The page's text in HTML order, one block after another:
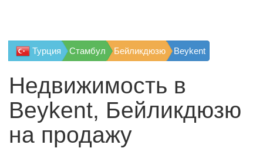
Турция Стамбул Бейликдюзю Beykent
Недвижимость в
Beykent, Бейликдюзю
на продажу